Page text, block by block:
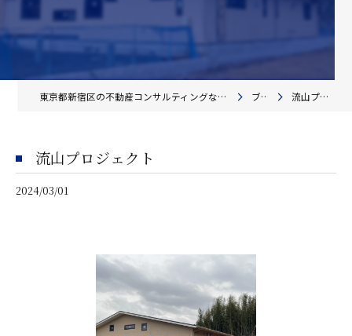
東京都新宿区の不動産コンサルティングならアテナ・パートナーズ株式会社 ブログ 流山プロジェクト
流山プロジェクト
2024/03/01